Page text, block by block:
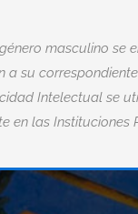
masculino se
a su
Intelectual se
en las Instituciones